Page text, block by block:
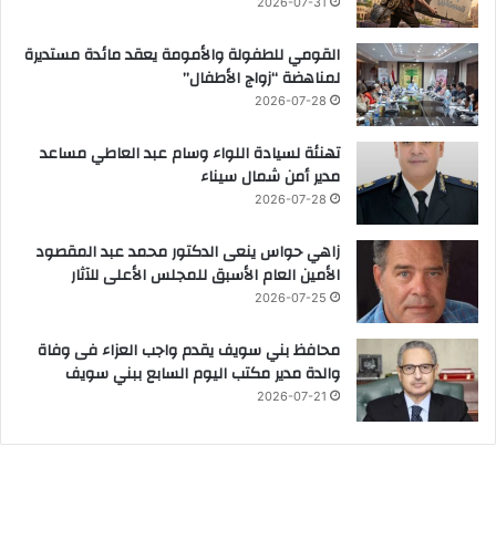
القومي للطفولة والأمومة يعقد مائدة مستديرة
لمناهضة “زواج الأطفال”
2026-07-28
تهنئة لسيادة اللواء وسام عبد العاطي مساعد
مدير أمن شمال سيناء
2026-07-28
زاهي حواس ينعى الدكتور محمد عبد المقصود
الأمين العام الأسبق للمجلس الأعلى للآثار
2026-07-25
محافظ بني سويف يقدم واجب العزاء فى وفاة
والدة مدير مكتب اليوم السابع ببني سويف
2026-07-21